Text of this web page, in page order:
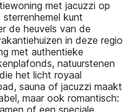
met jacuzzi op
kunt
de heuvels van de
in deze regio
met authentieke
natuurstenen
het licht royaal
sauna of jacuzzi maakt
maar ook romantisch:
of een speciale